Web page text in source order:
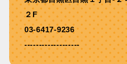
２F
03-6417-9236
-------------------